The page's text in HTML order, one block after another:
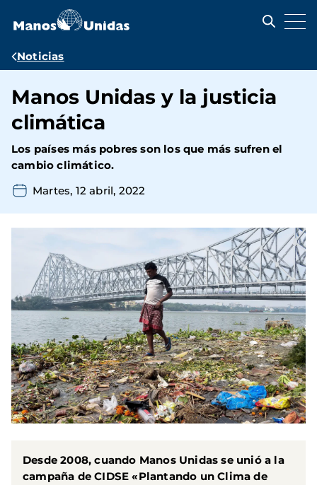
contenido
Ruta
navegación
Noticias
Manos Unidas y la justicia
climática
Los países más pobres son los que más sufren el
cambio climático.
Martes, 12 abril, 2022
Desde 2008, cuando Manos Unidas se unió a la
campaña de CIDSE «Plantando un Clima de